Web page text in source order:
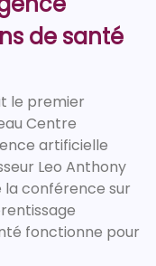
de santé
le premier
Centre
artificielle
Leo Anthony
la conférence sur
fonctionne pour